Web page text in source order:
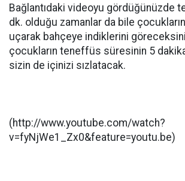
Bağlantıdaki videoyu gördüğünüzde
dk. olduğu zamanlar da bile
uçarak bahçeye indiklerini
çocukların teneffüs süresinin 5
sizin de içinizi sızlatacak.
(http://www.youtube.com/watch?
v=fyNjWe1_Zx0&feature=youtu.be)